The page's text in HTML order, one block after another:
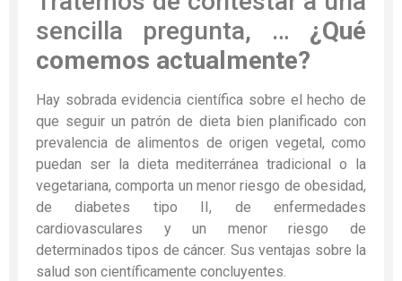
sencilla pregunta, … ¿Qué
comemos actualmente?
Hay sobrada evidencia científica sobre el hecho de
que seguir un patrón de dieta bien planificado con
prevalencia de alimentos de origen vegetal, como
puedan ser la dieta mediterránea tradicional o la
vegetariana, comporta un menor riesgo de obesidad,
de diabetes tipo II, de enfermedades
cardiovasculares y un menor riesgo de
determinados tipos de cáncer. Sus ventajas sobre la
salud son científicamente concluyentes.